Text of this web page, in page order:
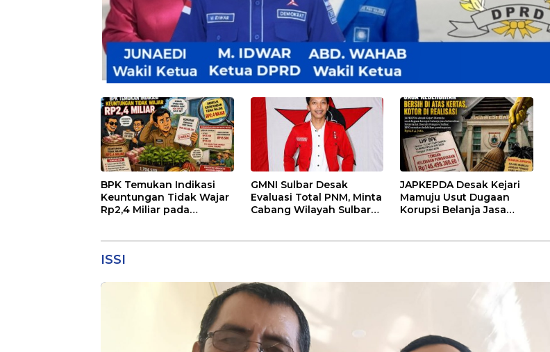
BPK Temukan Indikasi
Keuntungan Tidak Wajar
Rp2,4 Miliar pada
GMNI Sulbar Desak
Evaluasi Total PNM, Minta
Cabang Wilayah Sulbar
JAPKEPDA Desak Kejari
Mamuju Usut Dugaan
Korupsi Belanja Jasa
ISSI